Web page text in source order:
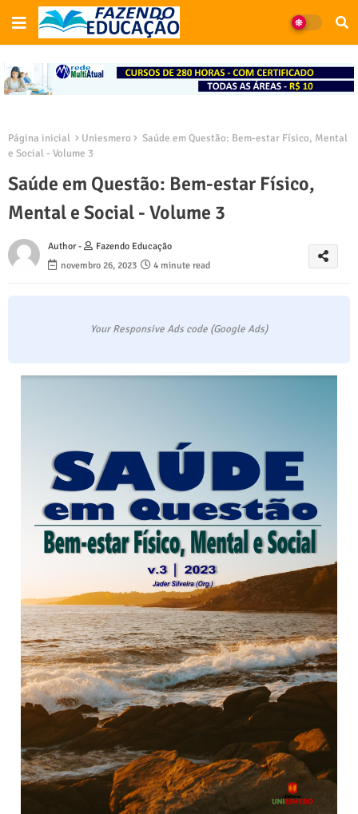
Página inicial Uniesmero
Saúde em Questão: Bem-estar Físico, Mental
e Social - Volume 3
Saúde em Questão: Bem-estar Físico,
Mental e Social - Volume 3
Author -
Fazendo Educação
novembro 26, 2023
4 minute read
Your Responsive Ads code (Google Ads)